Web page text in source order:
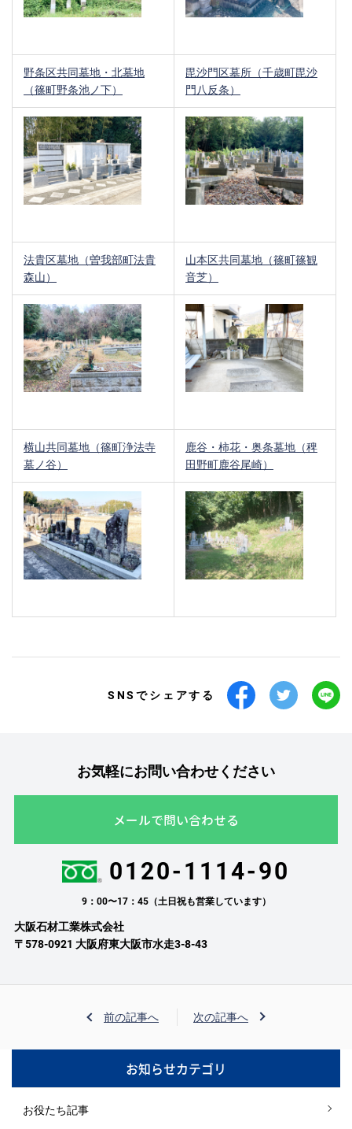
野条区共同墓地・北墓地
（篠町野条池ノ下）
毘沙門区墓所（千歳町毘沙
門八反条）
法貴区墓地（曽我部町法貴
森山）
山本区共同墓地（篠町篠観
音芝）
横山共同墓地（篠町浄法寺
墓ノ谷）
鹿谷・柿花・奥条墓地（稗
田野町鹿谷尾崎）
SNSでシェアする
お気軽にお問い合わせください
メールで問い合わせる
0120-1114-90
9：00〜17：45（土日祝も営業しています）
大阪石材工業株式会社
〒578-0921 大阪府東大阪市水走3-8-43
前の記事へ 次の記事へ
お知らせカテゴリ
お役たち記事